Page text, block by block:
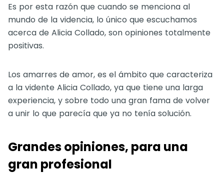
Es por esta razón que cuando se menciona al
mundo de la videncia, lo único que escuchamos
acerca de Alicia Collado, son opiniones totalmente
positivas.
Los amarres de amor, es el ámbito que caracteriza
a la vidente Alicia Collado, ya que tiene una larga
experiencia, y sobre todo una gran fama de volver
a unir lo que parecía que ya no tenía solución.
Grandes opiniones, para una
gran profesional